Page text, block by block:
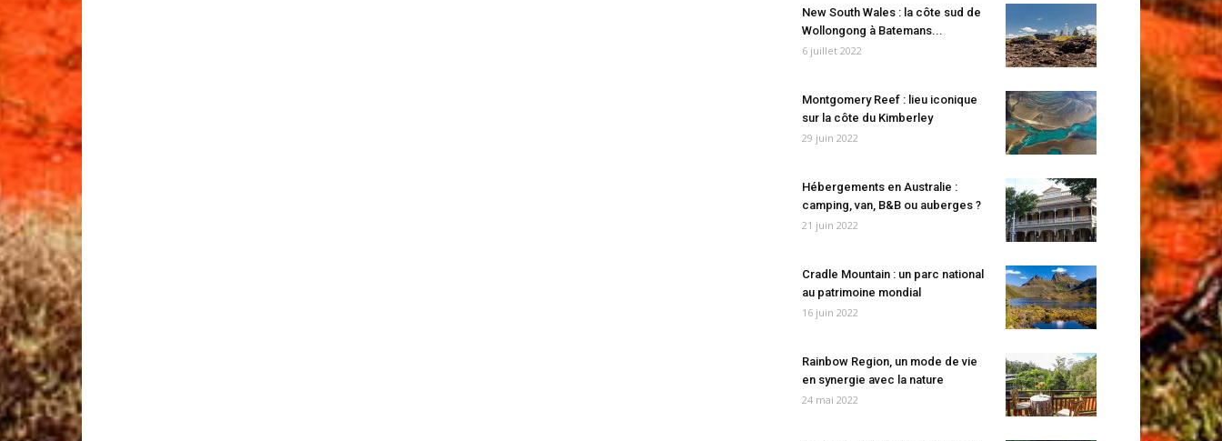
New South Wales : la côte sud de
Wollongong à Batemans...
6 juillet 2022
Montgomery Reef : lieu iconique
sur la côte du Kimberley
29 juin 2022
Hébergements en Australie :
camping, van, B&B ou auberges ?
21 juin 2022
Cradle Mountain : un parc national
au patrimoine mondial
16 juin 2022
Rainbow Region, un mode de vie
en synergie avec la nature
24 mai 2022